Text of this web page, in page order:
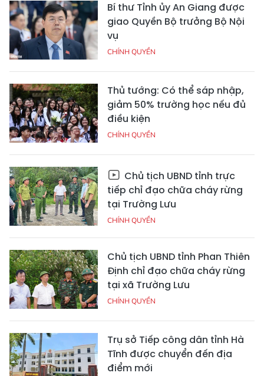
Bí thư Tỉnh ủy An Giang được
giao Quyền Bộ trưởng Bộ Nội
vụ
CHÍNH QUYỀN
Thủ tướng: Có thể sáp nhập,
giảm 50% trường học nếu đủ
điều kiện
CHÍNH QUYỀN
Chủ tịch UBND tỉnh trực
tiếp chỉ đạo chữa cháy rừng
tại Trường Lưu
CHÍNH QUYỀN
Chủ tịch UBND tỉnh Phan Thiên
Định chỉ đạo chữa cháy rừng
tại xã Trường Lưu
CHÍNH QUYỀN
Trụ sở Tiếp công dân tỉnh Hà
Tĩnh được chuyển đến địa
điểm mới